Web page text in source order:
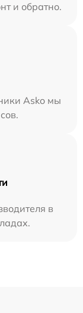
и обратно.
Asko мы
в